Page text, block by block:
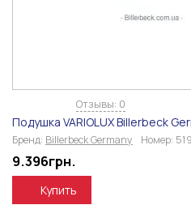
Отзывы: 0
Подушка VARIOLUX Billerbeck
Бренд: Billerbeck Germany Номер:
9.396грн.
Купить